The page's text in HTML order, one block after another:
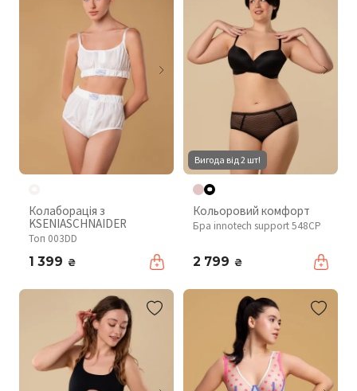
Колаборація з
KSENIASCHNAIDER
Топ 003DD
1 399 ₴
Вигода від 2 шт!
Кольоровий комфорт
Бра innotech support 548CP
2 799 ₴